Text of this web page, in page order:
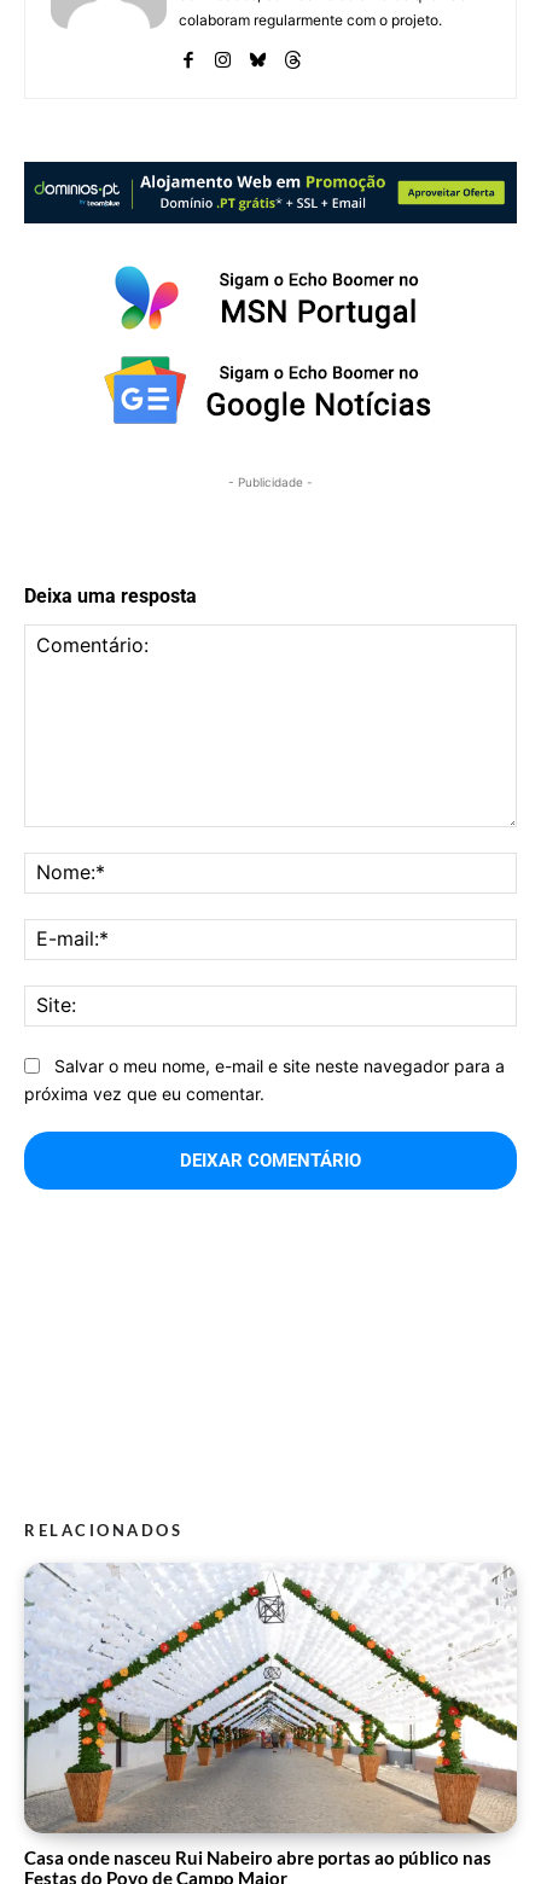
colaboram regularmente com o projeto.
- Publicidade -
Deixa uma resposta
Salvar o meu nome, e-mail e site neste navegador para a
próxima vez que eu comentar.
RELACIONADOS
Casa onde nasceu Rui Nabeiro abre portas ao público nas
Festas do Povo de Campo Maior